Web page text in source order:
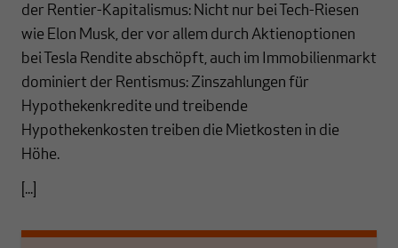
der Rentier-Kapitalismus: Nicht nur bei Tech-Riesen
wie Elon Musk, der vor allem durch Aktienoptionen
bei Tesla Rendite abschöpft, auch im Immobilienmarkt
dominiert der Rentismus: Zinszahlungen für
Hypothekenkredite und treibende
Hypothekenkosten treiben die Mietkosten in die
Höhe.
[...]